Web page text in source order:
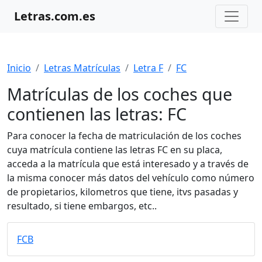
Letras.com.es
Inicio Letras Matrículas Letra F FC
Matrículas de los coches que
contienen las letras: FC
Para conocer la fecha de matriculación de los coches
cuya matrícula contiene las letras FC en su placa,
acceda a la matrícula que está interesado y a través de
la misma conocer más datos del vehículo como número
de propietarios, kilometros que tiene, itvs pasadas y
resultado, si tiene embargos, etc..
FCB